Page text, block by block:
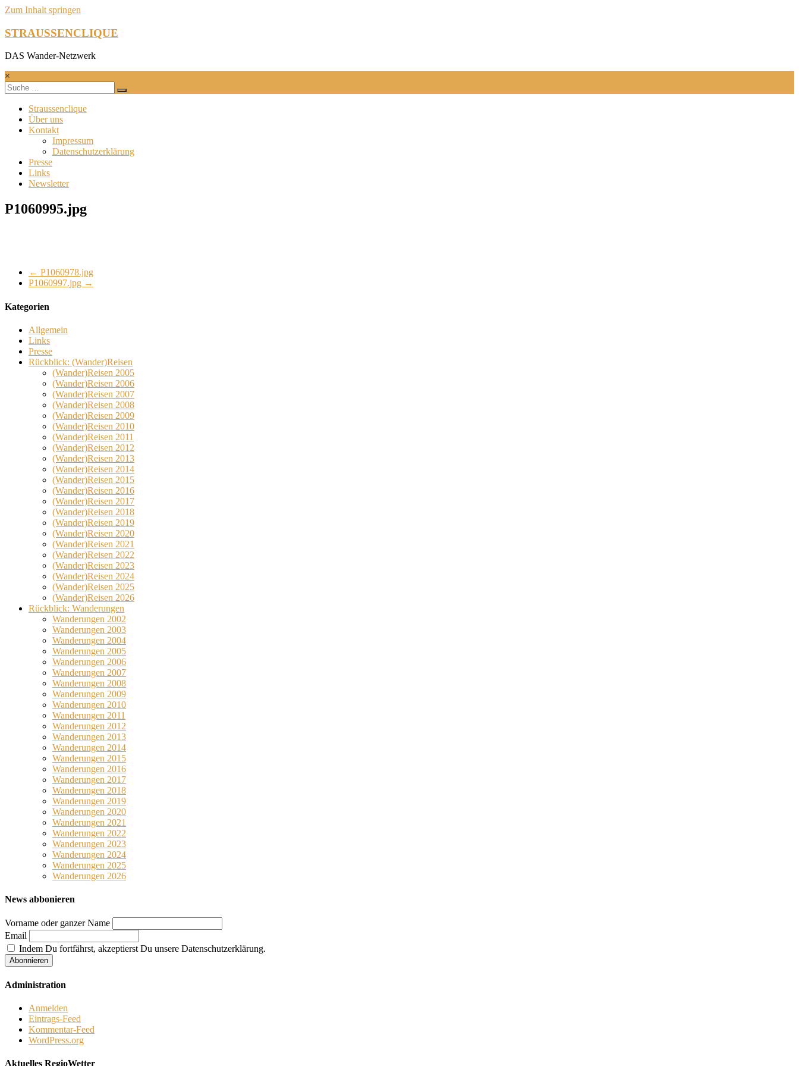
Zum Inhalt springen
STRAUSSENCLIQUE
DAS Wander-Netzwerk
×
Straussenclique
Über uns
Kontakt
Impressum
Datenschutzerklärung
Presse
Links
Newsletter
P1060995.jpg
← P1060978.jpg
P1060997.jpg →
Kategorien
Allgemein
Links
Presse
Rückblick: (Wander)Reisen
(Wander)Reisen 2005
(Wander)Reisen 2006
(Wander)Reisen 2007
(Wander)Reisen 2008
(Wander)Reisen 2009
(Wander)Reisen 2010
(Wander)Reisen 2011
(Wander)Reisen 2012
(Wander)Reisen 2013
(Wander)Reisen 2014
(Wander)Reisen 2015
(Wander)Reisen 2016
(Wander)Reisen 2017
(Wander)Reisen 2018
(Wander)Reisen 2019
(Wander)Reisen 2020
(Wander)Reisen 2021
(Wander)Reisen 2022
(Wander)Reisen 2023
(Wander)Reisen 2024
(Wander)Reisen 2025
(Wander)Reisen 2026
Rückblick: Wanderungen
Wanderungen 2002
Wanderungen 2003
Wanderungen 2004
Wanderungen 2005
Wanderungen 2006
Wanderungen 2007
Wanderungen 2008
Wanderungen 2009
Wanderungen 2010
Wanderungen 2011
Wanderungen 2012
Wanderungen 2013
Wanderungen 2014
Wanderungen 2015
Wanderungen 2016
Wanderungen 2017
Wanderungen 2018
Wanderungen 2019
Wanderungen 2020
Wanderungen 2021
Wanderungen 2022
Wanderungen 2023
Wanderungen 2024
Wanderungen 2025
Wanderungen 2026
News abbonieren
Vorname oder ganzer Name
Email
Indem Du fortfährst, akzeptierst Du unsere Datenschutzerklärung.
Administration
Anmelden
Eintrags-Feed
Kommentar-Feed
WordPress.org
Aktuelles RegioWetter